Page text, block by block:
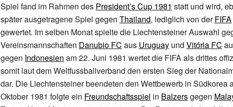
Spiel fand im Rahmen des President’s Cup 1981 statt und wird,
später ausgetragene Spiel gegen Thailand, lediglich von derFIFA
gewertet. Im selben Monat spielte die Liechtensteiner Auswahl
Vereinsmannschaften Danubio FC aus Uruguay und Vitória FC
gegen Indonesien am 22. Juni 1981 wertet die FIFA als drittes
somit laut dem Weltfussballverband den ersten Sieg der
dar. Die Liechtensteiner beendeten den Wettbewerb in Südkorea
Oktober 1981 folgte ein Freundschaftsspiel in Balzersgegen